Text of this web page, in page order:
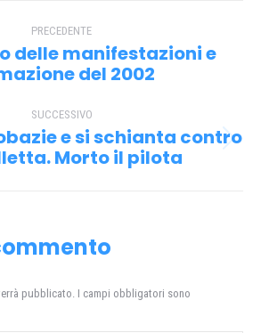
PRECEDENTE
Post
precedente:
delle manifestazioni e
del 2002
SUCCESSIVO
Prossimo
post:
e si schianta contro
Morto il pilota
pubblicato. I campi obbligatori sono